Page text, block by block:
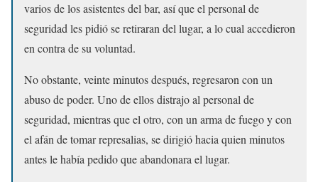
varios de los asistentes del bar, así que el personal de
seguridad les pidió se retiraran del lugar, a lo cual accedieron
en contra de su voluntad.
No obstante, veinte minutos después, regresaron con un
abuso de poder. Uno de ellos distrajo al personal de
seguridad, mientras que el otro, con un arma de fuego y con
el afán de tomar represalias, se dirigió hacia quien minutos
antes le había pedido que abandonara el lugar.